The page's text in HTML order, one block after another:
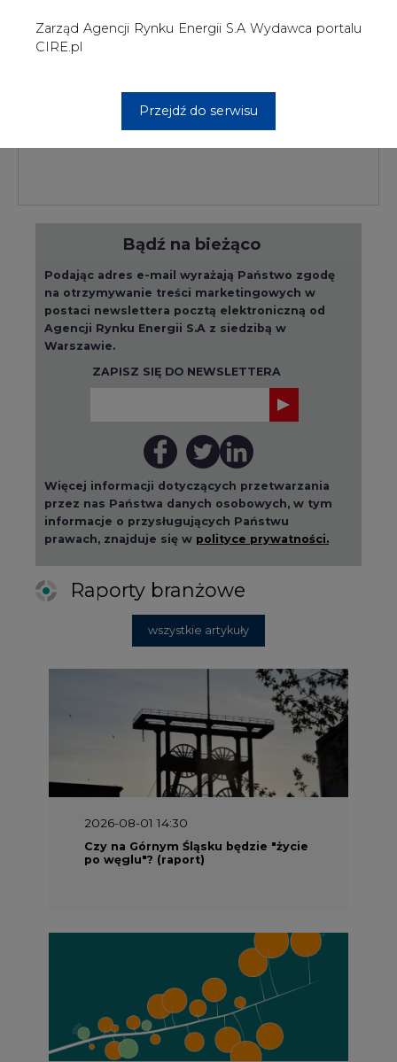
Zarząd Agencji Rynku Energii S.A Wydawca portalu
CIRE.pl
Przejdź do serwisu
Przesłanie komentarza oznacza akceptację zasad korzystania z portalu
cire.pl
Bądź na bieżąco
Podając adres e-mail wyrażają Państwo zgodę
na otrzymywanie treści marketingowych w
postaci newslettera pocztą elektroniczną od
Agencji Rynku Energii S.A z siedzibą w
Warszawie.
ZAPISZ SIĘ DO NEWSLETTERA
Więcej informacji dotyczących przetwarzania
przez nas Państwa danych osobowych, w tym
informacje o przysługujących Państwu
prawach, znajduje się w polityce prywatności.
Raporty branżowe
wszystkie artykuły
2026-08-01 14:30
Czy na Górnym Śląsku będzie "życie
po węglu"? (raport)